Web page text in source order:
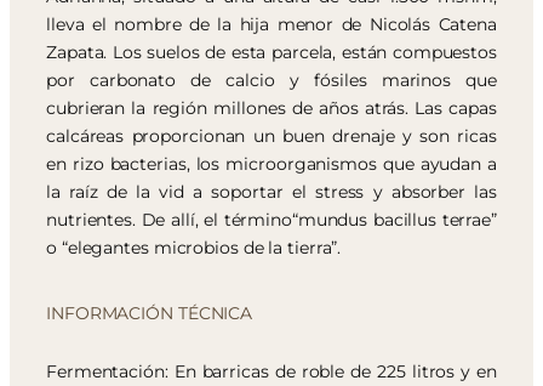
lleva el nombre de la hija menor de Nicolás Catena
Zapata. Los suelos de esta parcela, están compuestos
por carbonato de calcio y fósiles marinos que
cubrieran la región millones de años atrás. Las capas
calcáreas proporcionan un buen drenaje y son ricas
en rizo bacterias, los microorganismos que ayudan a
la raíz de la vid a soportar el stress y absorber las
nutrientes. De allí, el término“mundus bacillus terrae”
o “elegantes microbios de la tierra”.
INFORMACIÓN TÉCNICA
Fermentación: En barricas de roble de 225 litros y en